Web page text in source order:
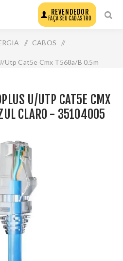
REVENDEDOR
FAÇA SEU CADASTRO
/ CABOS /
Utp Cat5e Cmx T568a/B 0.5m
U/UTP CAT5E CMX
CLARO - 35104005